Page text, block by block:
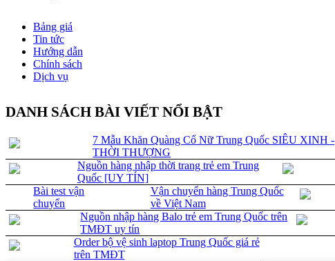
Bảng giá
Tin tức
Hướng dẫn
Chính sách
Dịch vụ
DANH SÁCH BÀI VIẾT NỔI BẬT
7 Mẫu Khăn Quàng Cổ Nữ Trung Quốc SIÊU XINH -
THỜI THƯỢNG
Nguồn hàng nhập thời trang trẻ em Trung
Quốc [UY TÍN]
Bài test vận
chuyển
Vận chuyển hàng Trung Quốc
về Việt Nam
Nguồn nhập hàng Balo trẻ em Trung Quốc trên
TMĐT uy tín
Order bộ vệ sinh laptop Trung Quốc giá rẻ
trên TMĐT